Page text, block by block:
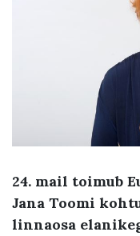
24. mail toimub
Jana Toomi
linnaosa